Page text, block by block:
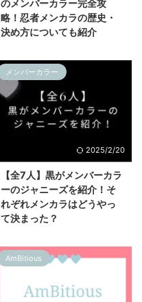
のメンバーカラー完全攻
略！忍者メンカラの歴史・
決め方についても紹介
メンバーカラー
2025/2/20
【全7人】黒がメンバーカラ
ーのジャニーズを紹介！そ
れぞれメンカラはどうやっ
て決まった？
AmBitious